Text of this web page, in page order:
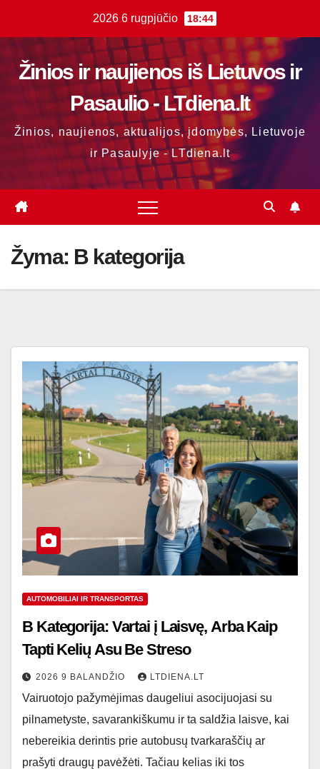
content
2026 6 rugpjūčio 18:44
Žinios ir naujienos iš Lietuvos ir
Pasaulio - LTdiena.lt
Žinios, naujienos, aktualijos, įdomybės, Lietuvoje
ir Pasaulyje - LTdiena.lt
Žyma: B kategorija
AUTOMOBILIAI IR TRANSPORTAS
B Kategorija: Vartai į Laisvę, Arba Kaip
Tapti Kelių Asu Be Streso
2026 9 BALANDŽIO LTDIENA.LT
Vairuotojo pažymėjimas daugeliui asocijuojasi su
pilnametyste, savarankiškumu ir ta saldžia laisve, kai
nebereikia derintis prie autobusų tvarkaraščių ar
prašyti draugų pavėžėti. Tačiau kelias iki tos